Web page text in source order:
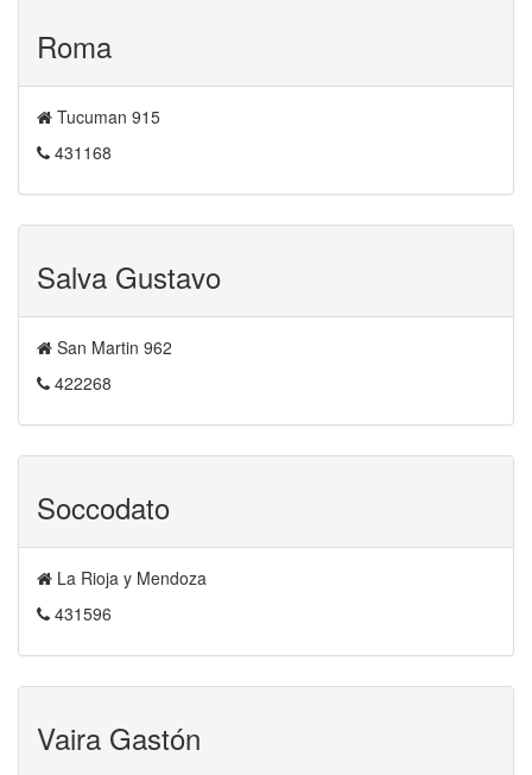
Roma
Tucuman 915
431168
Salva Gustavo
San Martin 962
422268
Soccodato
La Rioja y Mendoza
431596
Vaira Gastón